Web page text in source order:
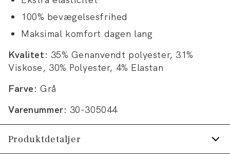
100% bevægelsesfrihed
Maksimal komfort dagen lang
Kvalitet: 35% Genanvendt polyester, 31%
Viskose, 30% Polyester, 4% Elastan
Farve: Grå
Varenummer: 30-305044
Produktdetaljer